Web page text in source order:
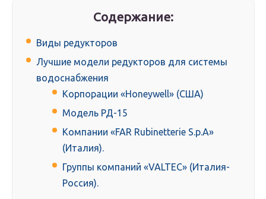
Содержание:
Виды редукторов
Лучшие модели редукторов для системы
водоснабжения
Корпорации «Honeywell» (США)
Модель РД-15
Компании «FAR Rubinetterie S.p.A»
(Италия).
Группы компаний «VALTEC» (Италия-
Россия).